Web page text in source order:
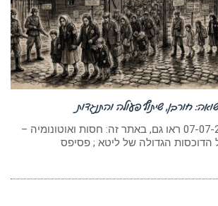
חורבן, שיתוף פעולה והתנגדות
כתב: גילי חסקין 07-07-26 ראו גם, באתר זה: חסות ואוטונומיה –
הדוכסות הגדולה של ליטא ; פסיפס